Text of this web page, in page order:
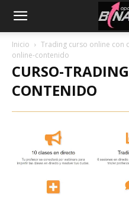
Inicio Trading curso online con
online-contenido
CURSO-
CONTENIDO